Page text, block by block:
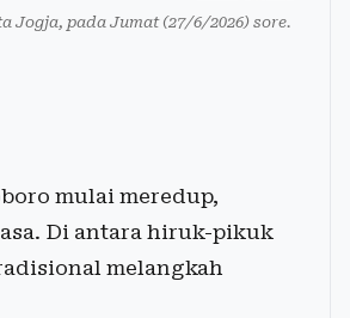
Jogja, pada Jumat (27/6/2026) sore.
mulai meredup,
Di antara hiruk-pikuk
melangkah